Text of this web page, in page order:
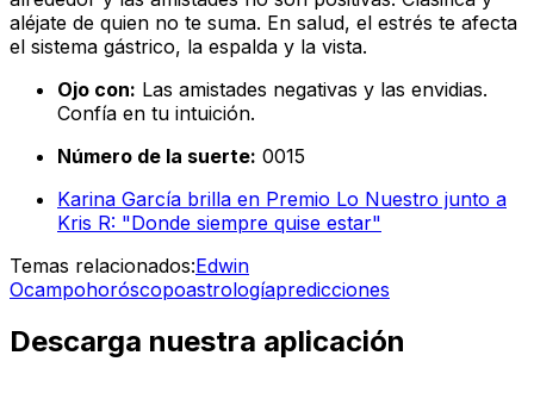
aléjate de quien no te suma. En salud, el estrés te afecta
el sistema gástrico, la espalda y la vista.
Ojo con: Las amistades negativas y las envidias.
Confía en tu intuición.
Número de la suerte: 0015
Karina García brilla en Premio Lo Nuestro junto a
Kris R: "Donde siempre quise estar"
Temas relacionados:Edwin
Ocampohoróscopoastrologíapredicciones
Descarga nuestra aplicación